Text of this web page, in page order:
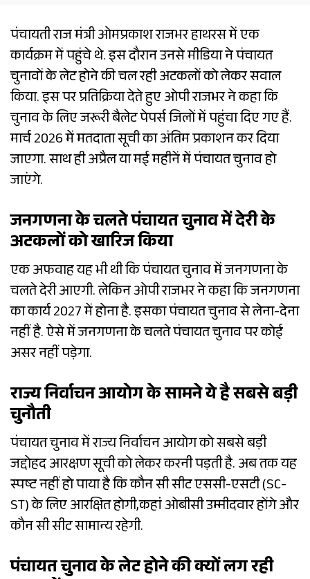
पंचायती राज मंत्री ओमप्रकाश राजभर हाथरस में एक
कार्यक्रम में पहुंचे थे. इस दौरान उनसे मीडिया ने पंचायत
चुनावों के लेट होने की चल रही अटकलों को लेकर सवाल
किया. इस पर प्रतिक्रिया देते हुए ओपी राजभर ने कहा कि
चुनाव के लिए जरूरी बैलेट पेपर्स जिलों में पहुंचा दिए गए हैं.
मार्च 2026 में मतदाता सूची का अंतिम प्रकाशन कर दिया
जाएगा. साथ ही अप्रैल या मई महीनें में पंचायत चुनाव हो
जाएंगे.
जनगणना के चलते पंचायत चुनाव में देरी के
अटकलों को खारिज किया
एक अफवाह यह भी थी कि पंचायत चुनाव में जनगणना के
चलते देरी आएगी. लेकिन ओपी राजभर ने कहा कि जनगणना
का कार्य 2027 में होना है. इसका पंचायत चुनाव से लेना-देना
नहीं है. ऐसे में जनगणना के चलते पंचायत चुनाव पर कोई
असर नहीं पड़ेगा.
राज्य निर्वाचन आयोग के सामने ये है सबसे बड़ी
चुनौती
पंचायत चुनाव में राज्य निर्वाचन आयोग को सबसे बड़ी
जद्दोहद आरक्षण सूची को लेकर करनी पड़ती है. अब तक यह
स्पष्ट नहीं हो पाया है कि कौन सी सीट एससी-एसटी (SC-
ST) के लिए आरक्षित होगी,कहां ओबीसी उम्मीदवार होंगे और
कौन सी सीट सामान्य रहेगी.
पंचायत चुनाव के लेट होने की क्यों लग रही